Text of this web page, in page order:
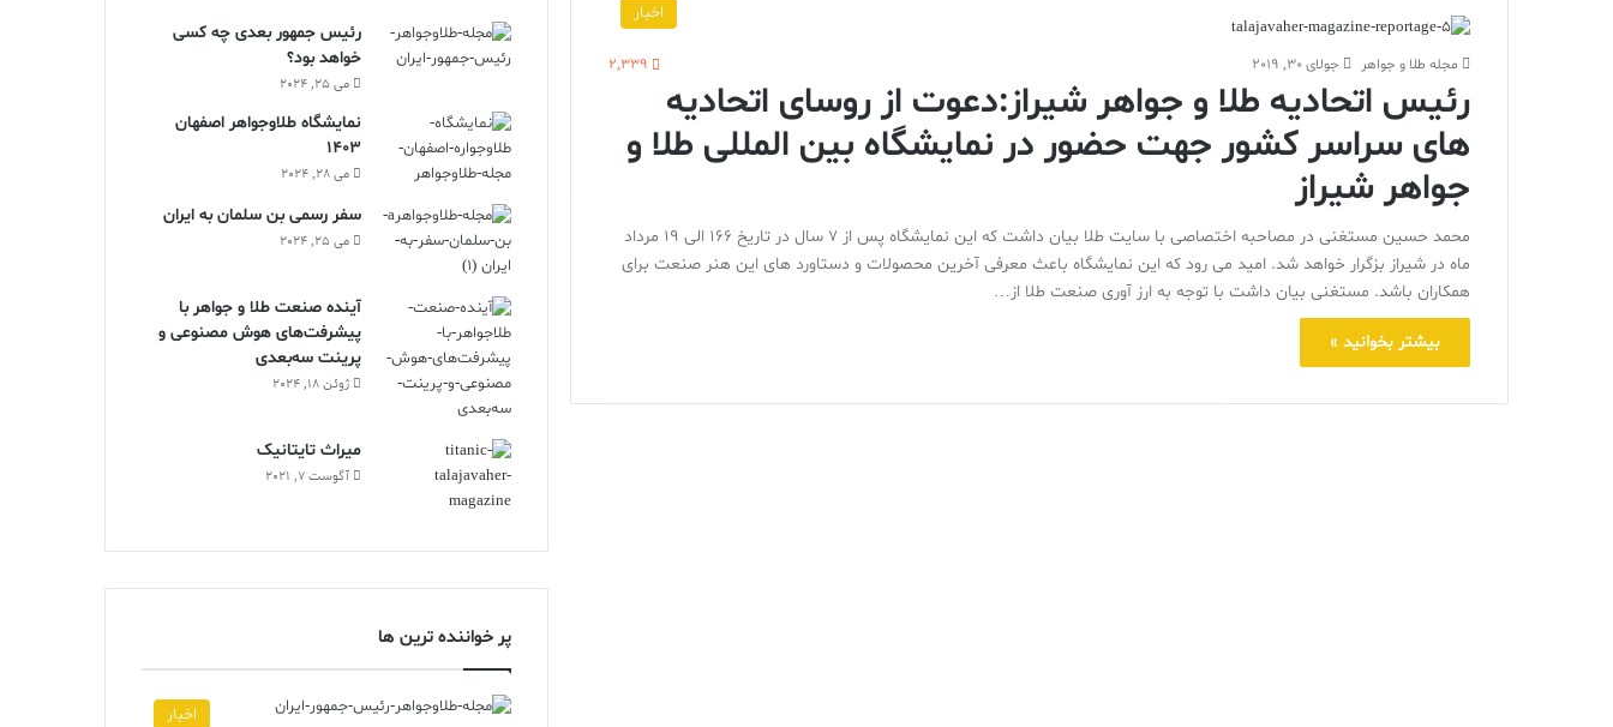
اخبار
مجله طلا و جواهر جولای 30, 2019 2,339
رئیس اتحادیه طلا و جواهر شیراز:دعوت از روسای اتحادیه
های سراسر کشور جهت حضور در نمایشگاه بین المللی طلا و
جواهر شیراز
محمد حسین مستغنی در مصاحبه اختصاصی با سایت طلا بیان داشت که این نمایشگاه پس از ۷ سال در تاریخ ۱۶6 الی ۱۹ مرداد
ماه در شیراز بزگرار خواهد شد. امید می رود که این نمایشگاه باعث معرفی آخرین محصولات و دستاورد های این هنر صنعت برای
همکاران باشد. مستغنی بیان داشت با توجه به ارز آوری صنعت طلا از…
بیشتر بخوانید »
رئیس جمهور بعدی چه کسی
خواهد بود؟
می 25, 2024
نمایشگاه طلاوجواهر اصفهان
1403
می 28, 2024
سفر رسمی بن سلمان به ایران
می 25, 2024
آینده صنعت طلا و جواهر با
پیشرفت‌های هوش مصنوعی و
پرینت سه‌بعدی
ژوئن 18, 2024
ميراث تايتانيک
آگوست 7, 2021
پر خواننده ترین ها
اخبار